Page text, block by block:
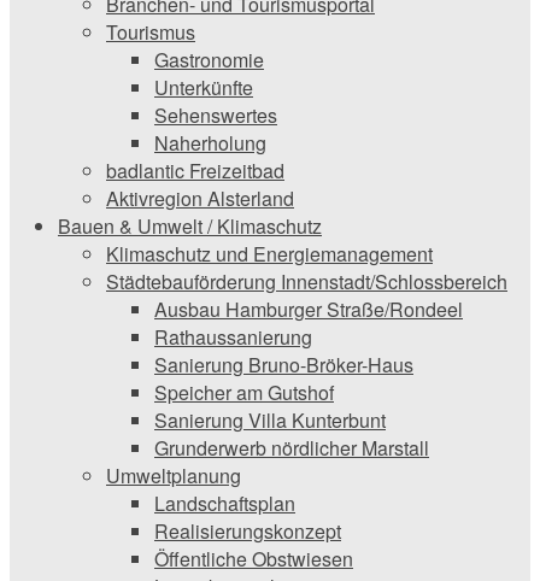
Tourismus
Gastronomie
Unterkünfte
Sehenswertes
Naherholung
badlantic Freizeitbad
Aktivregion Alsterland
Bauen & Umwelt / Klimaschutz
­Klimaschutz und ­­Energiemanagement
Städtebauförderung Innenstadt/Schlossbereich
Ausbau Hamburger Straße/Rondeel
Rathaussanierung
Sanierung Bruno-Bröker-Haus
Speicher am Gutshof
Sanierung Villa Kunterbunt
Grunderwerb nördlicher Marstall
Umweltplanung
Landschaftsplan
Realisierungskonzept
Öffentliche Obstwiesen